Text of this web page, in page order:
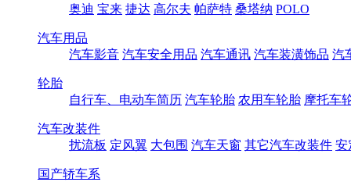
奥迪 宝来 捷达 高尔夫 帕萨特 桑塔纳 POLO
汽车用品
汽车影音 汽车安全用品 汽车通讯 汽车装潢饰品 汽
轮胎
自行车、电动车简历 汽车轮胎 农用车轮胎 摩托车
汽车改装件
扰流板 定风翼 大包围 汽车天窗 其它汽车改装件 安
国产轿车系